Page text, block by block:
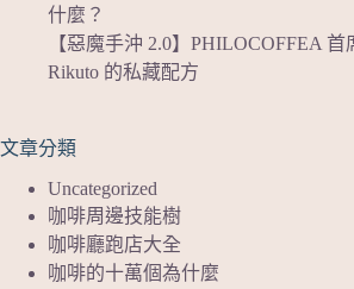
什麼？
【惡魔手沖 2.0】PHILOCOFFEA 首
Rikuto 的私藏配方
文章分類
Uncategorized
咖啡周邊技能樹
咖啡廳跑店大全
咖啡的十萬個為什麼